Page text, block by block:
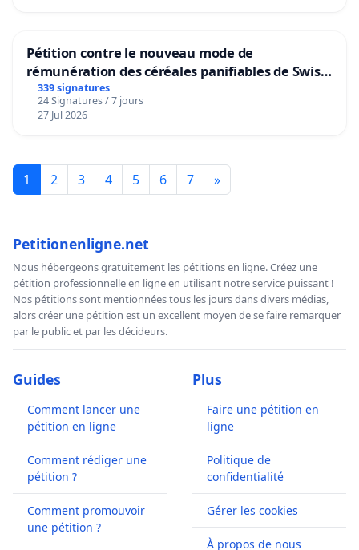
Pétition contre le nouveau mode de
rémunération des céréales panifiables de Swiss
granum basé sur la teneur en protéines
339 signatures
24 Signatures / 7 jours
27 Jul 2026
1 2 3 4 5 6 7 »
Petitionenligne.net
Nous hébergeons gratuitement les pétitions en ligne. Créez une
pétition professionnelle en ligne en utilisant notre service puissant !
Nos pétitions sont mentionnées tous les jours dans divers médias,
alors créer une pétition est un excellent moyen de se faire remarquer
par le public et par les décideurs.
Guides
Comment lancer une
pétition en ligne
Comment rédiger une
pétition ?
Comment promouvoir
une pétition ?
Plus
Faire une pétition en
ligne
Politique de
confidentialité
Gérer les cookies
À propos de nous